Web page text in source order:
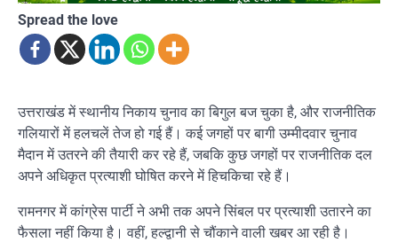
Spread the love
उत्तराखंड में स्थानीय निकाय चुनाव का बिगुल बज चुका है, और राजनीतिक
गलियारों में हलचलें तेज हो गई हैं। कई जगहों पर बागी उम्मीदवार चुनाव
मैदान में उतरने की तैयारी कर रहे हैं, जबकि कुछ जगहों पर राजनीतिक दल
अपने अधिकृत प्रत्याशी घोषित करने में हिचकिचा रहे हैं।
रामनगर में कांग्रेस पार्टी ने अभी तक अपने सिंबल पर प्रत्याशी उतारने का
फैसला नहीं किया है। वहीं, हल्द्वानी से चौंकाने वाली खबर आ रही है।